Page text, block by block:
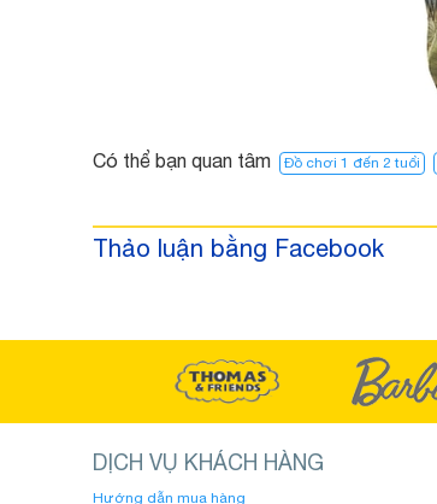
Có thể bạn quan tâm Đồ chơi 1 đến 2 tuổi
Thảo luận bằng Facebook
DỊCH VỤ KHÁCH HÀNG
Hướng dẫn mua hàng